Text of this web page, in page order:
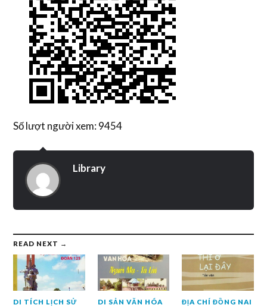
Số lượt người xem: 9454
Library
READ NEXT →
DI TÍCH LỊCH SỬ DI SẢN VĂN HÓA ĐỊA CHÍ ĐỒNG NAI